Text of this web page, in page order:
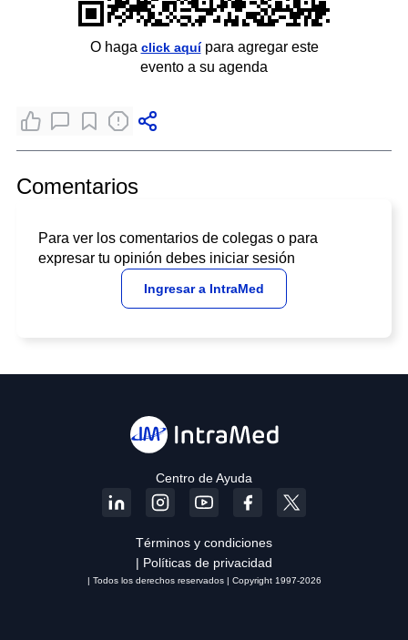
O haga click aquípara agregar este
evento a su agenda
Comentarios
Para ver los comentarios de colegas o para
expresar tu opinión debes iniciar sesión
Ingresar a IntraMed
Centro de Ayuda
Términos y condiciones
| Políticas de privacidad
| Todos los derechos reservados | Copyright 1997-2026